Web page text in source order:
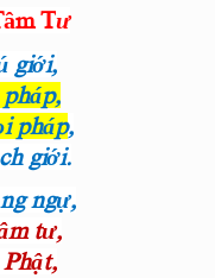
Tư
giới,
pháp,
giới.
ngự,
tư,